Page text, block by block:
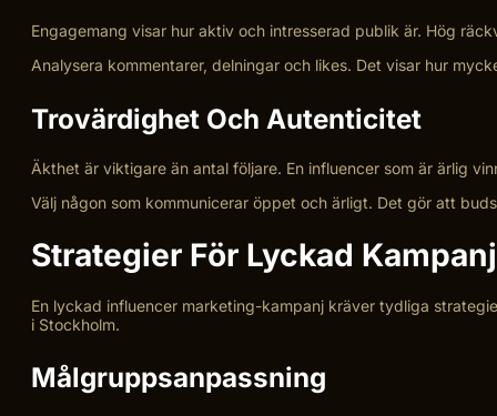
Engagemang visar hur aktiv och intresserad publik är. Hög
Analysera kommentarer, delningar och likes. Det visar hur
Trovärdighet Och Autenticitet
Äkthet är viktigare än antal följare. En influencer som är ärlig
Välj någon som kommunicerar öppet och ärligt. Det gör att
Strategier För Lyckad Kampanj
En lyckad influencer marketing-kampanj kräver tydliga
i Stockholm.
Målgruppsanpassning